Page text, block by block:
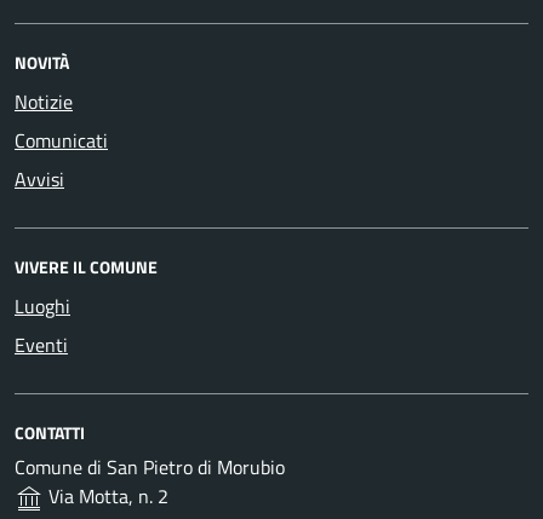
NOVITÀ
Notizie
Comunicati
Avvisi
VIVERE IL COMUNE
Luoghi
Eventi
CONTATTI
Comune di San Pietro di Morubio
Via Motta, n. 2